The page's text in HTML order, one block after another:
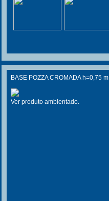
BASE POZZA CROMADA h=0,75 m
Ver produto ambientado.